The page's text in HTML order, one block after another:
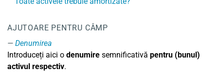
AJUTOARE PENTRU CÂMP
Denumirea
Introduceți aici o denumire semnificativă pentru (bunul)
activul respectiv.